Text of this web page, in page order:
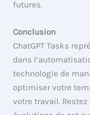
futures.
Conclusion
ChatGPT Tasks
dans
technologie de
optimiser votre
votre travail.